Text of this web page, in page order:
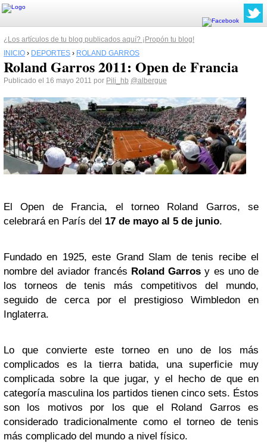
¿Los artículos de tu blog publicados aquí? ¡Propón tu blog!
INICIO › DEPORTES › ROLAND GARROS
Roland Garros 2011: Open de Francia
Publicado el 16 mayo 2011 por Pili_hb @albergue
El Open de Francia, el torneo Roland Garros, se
celebrará en París del 17 de mayo al 5 de junio.
Fundado en 1925, este Grand Slam de tenis recibe el
nombre del aviador francés Roland Garros y es uno de
los torneos de tenis más competitivos del mundo,
seguido de cerca por el prestigioso Wimbledon en
Inglaterra.
Lo que convierte este torneo en uno de los más
complicados es la tierra batida, una superficie muy
complicada sobre la que jugar, y el hecho de que en
categoría masculina los partidos tienen cinco sets. Éstos
son los motivos por los que el Roland Garros es
considerado tradicionalmente como el torneo de tenis
más complicado del mundo a nivel físico.